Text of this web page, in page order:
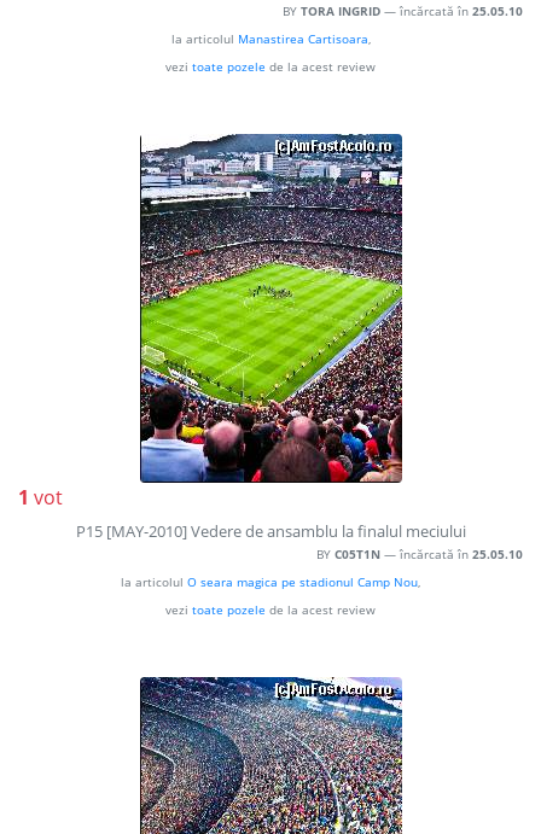
BY TORA INGRID — încărcată în 25.05.10
la articolul Manastirea Cartisoara,
vezi toate pozele de la acest review
1 vot
P15 [MAY-2010] Vedere de ansamblu la finalul meciului
BY C05T1N — încărcată în 25.05.10
la articolul O seara magica pe stadionul Camp Nou,
vezi toate pozele de la acest review